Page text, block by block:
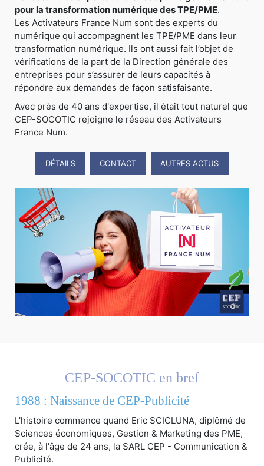
pour la transformation numérique des TPE/PME.
Les Activateurs France Num sont des experts du
numérique qui accompagnent les TPE/PME dans leur
transformation numérique. Ils ont aussi fait l’objet de
vérifications de la part de la Direction générale des
entreprises pour s’assurer de leurs capacités à
répondre aux demandes de façon satisfaisante.
Avec près de 40 ans d'expertise, il était tout naturel que
CEP-SOCOTIC rejoigne le réseau des Activateurs
France Num.
DÉTAILS CONTACT AUTRES ACTUS
CEP-SOCOTIC en bref
1988 : Naissance de CEP-Publicité
L'histoire commence quand Eric SCICLUNA, diplômé de
Sciences économiques, Gestion & Marketing des PME,
crée, à l'âge de 24 ans, la SARL CEP - Communication &
Publicité.